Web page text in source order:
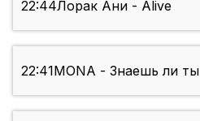
22:44Лорак Ани - Alive
22:41MONA - Знаешь ли ты